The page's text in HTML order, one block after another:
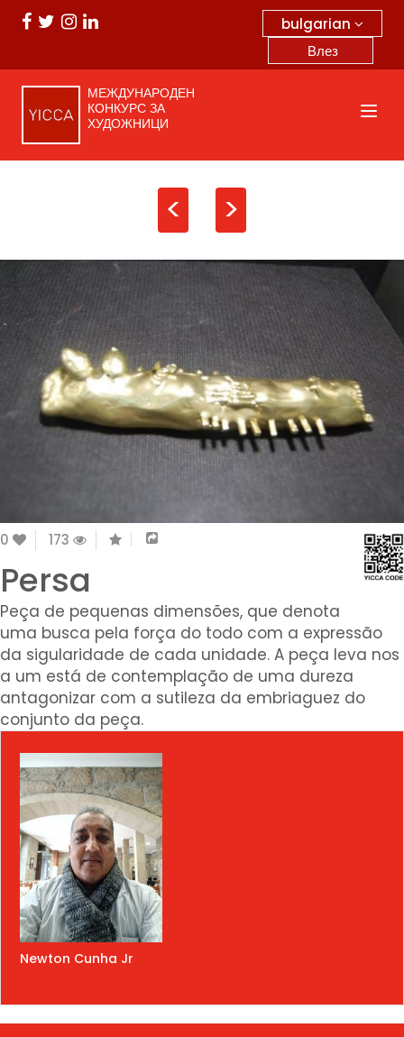
bulgarian
Влез
МЕЖДУНАРОДЕН
КОНКУРС ЗА
ХУДОЖНИЦИ
< >
0 173
Persa
Peça de pequenas dimensões, que denota
uma busca pela força do todo com a expressão
da sigularidade de cada unidade. A peça leva nos
a um está de contemplação de uma dureza
antagonizar com a sutileza da embriaguez do
conjunto da peça.
Newton Cunha Jr